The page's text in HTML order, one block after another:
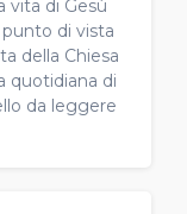
vita di Gesù
di vista
della Chiesa
quotidiana di
da leggere